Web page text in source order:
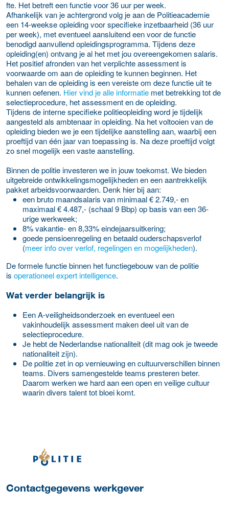
fte. Het betreft een functie voor 36 uur per week.
Afhankelijk van je achtergrond volg je aan de Politieacademie
een 14-weekse opleiding voor specifieke inzetbaarheid (36 uur
per week), met eventueel aansluitend een voor de functie
benodigd aanvullend opleidingsprogramma. Tijdens deze
opleiding(en) ontvang je al het met jou overeengekomen salaris.
Het positief afronden van het verplichte assessment is
voorwaarde om aan de opleiding te kunnen beginnen. Het
behalen van de opleiding is een vereiste om deze functie uit te
kunnen oefenen. Hier vind je alle informatie met betrekking tot de
selectieprocedure, het assessment en de opleiding.
Tijdens de interne specifieke politieopleiding word je tijdelijk
aangesteld als ambtenaar in opleiding. Na het voltooien van de
opleiding bieden we je een tijdelijke aanstelling aan, waarbij een
proeftijd van één jaar van toepassing is. Na deze proeftijd volgt
zo snel mogelijk een vaste aanstelling.
Binnen de politie investeren we in jouw toekomst. We bieden
uitgebreide ontwikkelingsmogelijkheden en een aantrekkelijk
pakket arbeidsvoorwaarden. Denk hier bij aan:
een bruto maandsalaris van minimaal € 2.749,- en
maximaal € 4.487,- (schaal 9 Bbp) op basis van een 36-
urige werkweek;
8% vakantie- en 8,33% eindejaarsuitkering;
goede pensioenregeling en betaald ouderschapsverlof
(meer info over verlof, regelingen en mogelijkheden).
De formele functie binnen het functiegebouw van de politie
is operationeel expert intelligence.
Wat verder belangrijk is
Een A-veiligheidsonderzoek en eventueel een
vakinhoudelijk assessment maken deel uit van de
selectieprocedure.
Je hebt de Nederlandse nationaliteit (dit mag ook je tweede
nationaliteit zijn).
De politie zet in op vernieuwing en cultuurverschillen binnen
teams. Divers samengestelde teams presteren beter.
Daarom werken we hard aan een open en veilige cultuur
waarin divers talent tot bloei komt.
Meer werkgever details
Contactgegevens werkgever